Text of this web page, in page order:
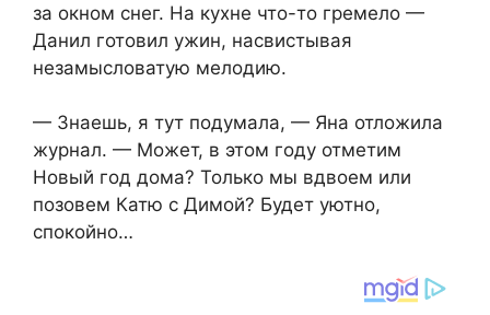
за окном снег. На кухне что-то гремело —
Данил готовил ужин, насвистывая
незамысловатую мелодию.
— Знаешь, я тут подумала, — Яна отложила
журнал. — Может, в этом году отметим
Новый год дома? Только мы вдвоем или
позовем Катю с Димой? Будет уютно,
спокойно…